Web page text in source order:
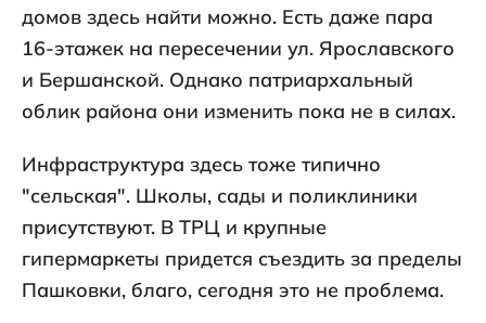
домов здесь найти можно. Есть даже пара
16-этажек на пересечении ул. Ярославского
и Бершанской. Однако патриархальный
облик района они изменить пока не в силах.
Инфраструктура здесь тоже типично
"сельская". Школы, сады и поликлиники
присутствуют. В ТРЦ и крупные
гипермаркеты придется съездить за пределы
Пашковки, благо, сегодня это не проблема.